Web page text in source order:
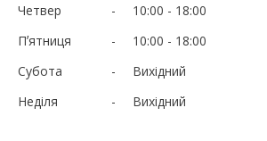
Четвер
10:00
18:00
Пʼятниця
10:00
18:00
Субота
Вихідний
Неділя
Вихідний